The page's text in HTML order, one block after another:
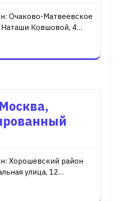
Очаково-Матвеевское
Наташи Ковшовой, 4…
Хорошёвский район
улица, 12…